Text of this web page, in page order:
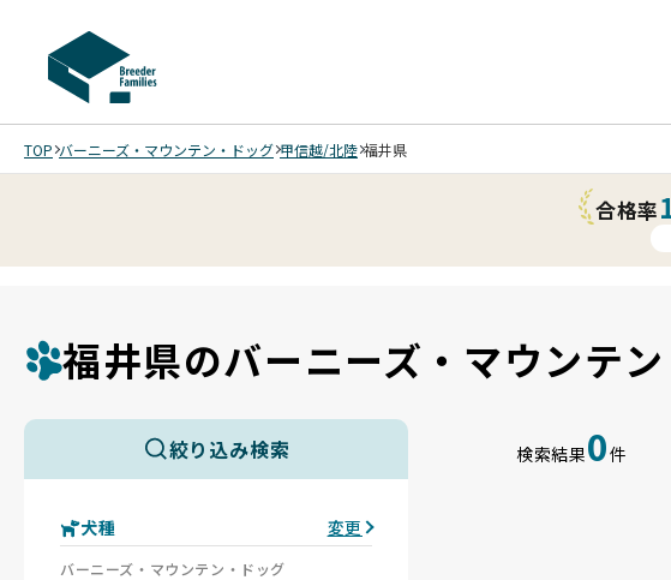
TOP バーニーズ・マウンテン・ドッグ 甲信越/北陸 福井県
合格率
福井県のバーニーズ・マウンテ
絞り込み検索
犬種 変更
バーニーズ・マウンテン・ドッグ
検索結果0件